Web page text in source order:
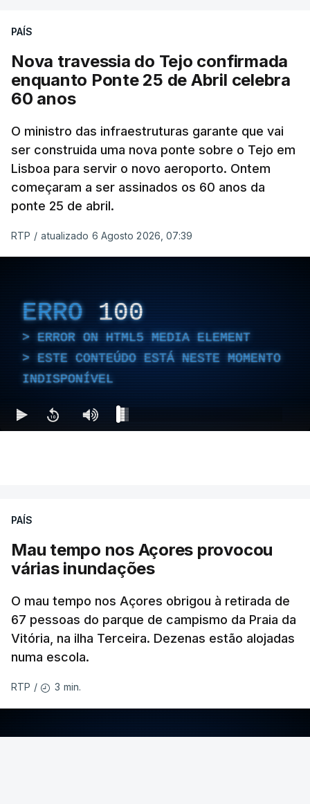
PAÍS
Nova travessia do Tejo confirmada
enquanto Ponte 25 de Abril celebra
60 anos
O ministro das infraestruturas garante que vai
ser construida uma nova ponte sobre o Tejo em
Lisboa para servir o novo aeroporto. Ontem
começaram a ser assinados os 60 anos da
ponte 25 de abril.
RTP / atualizado 6 Agosto 2026, 07:39
ERRO 100
ERROR ON HTML5 MEDIA ELEMENT
ESTE CONTEÚDO ESTÁ NESTE MOMENTO
INDISPONÍVEL
PAÍS
Mau tempo nos Açores provocou
várias inundações
O mau tempo nos Açores obrigou à retirada de
67 pessoas do parque de campismo da Praia da
Vitória, na ilha Terceira. Dezenas estão alojadas
numa escola.
RTP / 3 min.